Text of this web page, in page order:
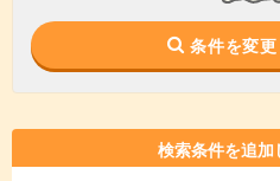
条件を変
検索条件を追